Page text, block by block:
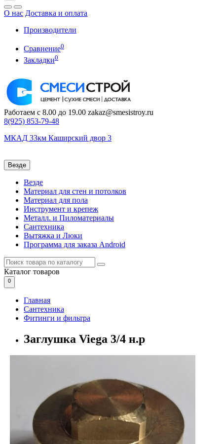
О нас Доставка и оплата
Производители
Сравнение0
Закладки0
Работаем с 8.00 до 19.00 zakaz@smesistroy.ru
8(925) 853-79-48
МКАД 33км Каширский двор 3
Везде
Везде
Материал для стен и потолков
Материал для пола
Инструмент и крепеж
Металл. и Пиломатериалы
Сантехника
Вытяжка и Люки
Программа для заказа Android
Каталог товаров
0
Главная
Сантехника
Фитинги и фильтра
Заглушка Viega 3/4 н.р